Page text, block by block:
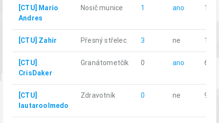
[CTU] Mario
Andres
Nosič munice 1 ano
[CTU] Zahir Přesný střelec 3 ne
[CTU]
CrisDaker
Granátometčík 0 ano 6.66
[CTU]
lautaroolmedo
Zdravotník 0 ne 9.96